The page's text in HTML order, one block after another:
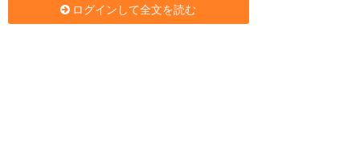
ログインして全文を読む